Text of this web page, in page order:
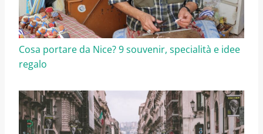
Cosa portare da Nice? 9 souvenir, specialità e idee
regalo